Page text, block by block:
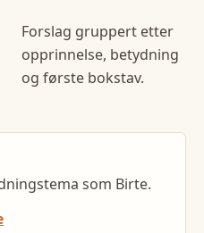
Forslag gruppert etter
opprinnelse, betydning
og første bokstav.
som Birte.